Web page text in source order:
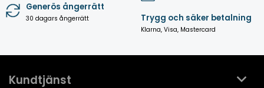
Generös ångerrätt
30 dagars ångerrätt Trygg och säker betalning
Klarna, Visa, Mastercard
Kundtjänst